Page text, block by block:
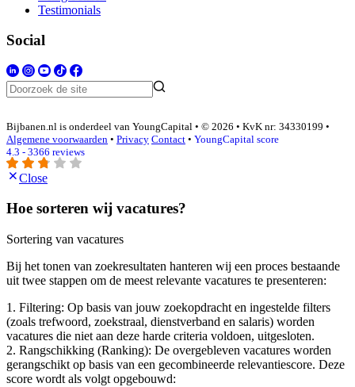
Testimonials
Social
Bijbanen.nl is onderdeel van YoungCapital • © 2026 • KvK nr: 34330199 •
Algemene voorwaarden • Privacy Contact • YoungCapital score
4.3 - 3366 reviews
Close
Hoe sorteren wij vacatures?
Sortering van vacatures
Bij het tonen van zoekresultaten hanteren wij een proces bestaande
uit twee stappen om de meest relevante vacatures te presenteren:
1. Filtering: Op basis van jouw zoekopdracht en ingestelde filters
(zoals trefwoord, zoekstraal, dienstverband en salaris) worden
vacatures die niet aan deze harde criteria voldoen, uitgesloten.
2. Rangschikking (Ranking): De overgebleven vacatures worden
gerangschikt op basis van een gecombineerde relevantiescore. Deze
score wordt als volgt opgebouwd: